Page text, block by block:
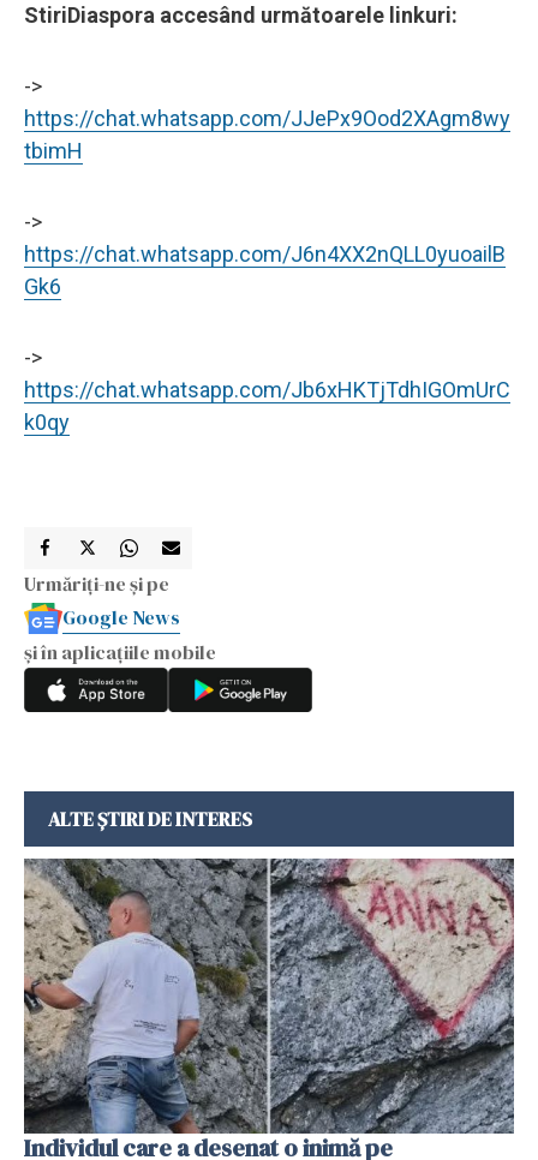
StiriDiaspora accesând următoarele linkuri:
->
https://chat.whatsapp.com/JJePx9Ood2XAgm8wy
tbimH
->
https://chat.whatsapp.com/J6n4XX2nQLL0yuoailB
Gk6
->
https://chat.whatsapp.com/Jb6xHKTjTdhIGOmUrC
k0qy
Urmăriți-ne și pe
Google News
și în aplicațiile mobile
ALTE ȘTIRI DE INTERES
Individul care a desenat o inimă pe